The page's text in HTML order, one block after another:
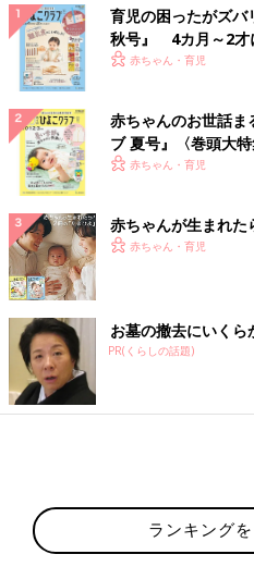
育児の困ったがズバ
秋号』 4カ月～2才
いっぱい！
赤ちゃん・育児
赤ちゃんのお世話ま
ブ 夏号』〈巻頭大
く！ おっぱい・ミ
赤ちゃん・育児
赤ちゃんが生まれた
赤ちゃん・育児
お墓の撤去にいくら
PR(くらしの話題)
ランキング